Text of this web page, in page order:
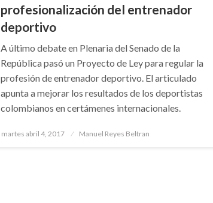
profesionalización del entrenador
deportivo
A último debate en Plenaria del Senado de la
República pasó un Proyecto de Ley para regular la
profesión de entrenador deportivo. El articulado
apunta a mejorar los resultados de los deportistas
colombianos en certámenes internacionales.
Publicado
martes abril 4, 2017 Manuel Reyes Beltran